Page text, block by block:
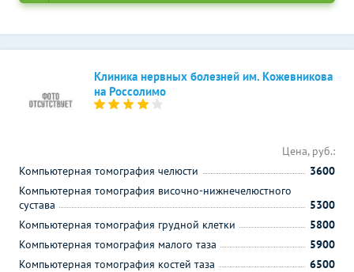
Клиника нервных болезней им. Кожевникова
на Россолимо
Цена, руб.:
Компьютерная томография челюсти
3600
Компьютерная томография височно-нижнечелюстного
сустава
5300
Компьютерная томография грудной клетки
5800
Компьютерная томография малого таза
5900
Компьютерная томография костей таза
6500